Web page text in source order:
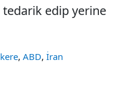
tedarik edip yerine
, ABD, İran